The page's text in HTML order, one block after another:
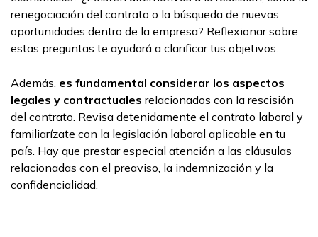
renegociación del contrato o la búsqueda de nuevas
oportunidades dentro de la empresa? Reflexionar sobre
estas preguntas te ayudará a clarificar tus objetivos.
Además, es fundamental considerar los aspectos
legales y contractuales relacionados con la rescisión
del contrato. Revisa detenidamente el contrato laboral y
familiarízate con la legislación laboral aplicable en tu
país. Hay que prestar especial atención a las cláusulas
relacionadas con el preaviso, la indemnización y la
confidencialidad.